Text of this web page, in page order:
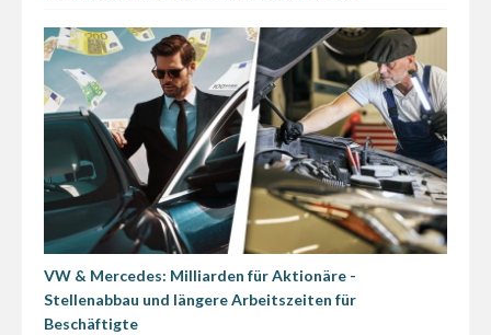
VW & Mercedes: Milliarden für Aktionäre -
Stellenabbau und längere Arbeitszeiten für
Beschäftigte